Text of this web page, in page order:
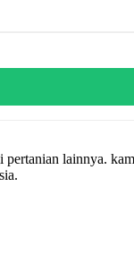
lainnya.